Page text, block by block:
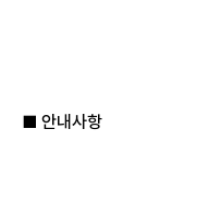
■ 안내사항